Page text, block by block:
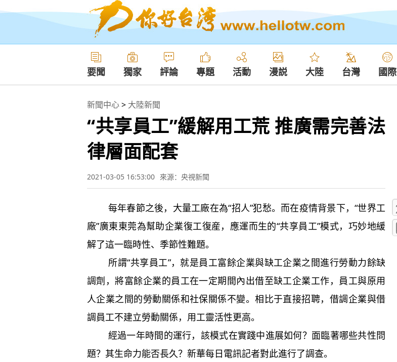
要聞 獨家 評論 專題 活動 漫説 大陸 台灣 國際
新聞中心> 大陸新聞
“共享員工”緩解用工荒 推廣需完善法
律層面配套
2021-03-05 16:53:00 來源：央視新聞
每年春節之後，大量工廠在為“招人”犯愁。而在疫情背景下，“世界工
廠”廣東東莞為幫助企業復工復産，應運而生的“共享員工”模式，巧妙地緩
解了這一臨時性、季節性難題。
所謂“共享員工”，就是員工富餘企業與缺工企業之間進行勞動力餘缺
調劑，將富餘企業的員工在一定期間內出借至缺工企業工作，員工與原用
人企業之間的勞動關係和社保關係不變。相比于直接招聘，借調企業與借
調員工不建立勞動關係，用工靈活性更高。
經過一年時間的運行，該模式在實踐中進展如何？面臨著哪些共性問
題？其生命力能否長久？新華每日電訊記者對此進行了調查。